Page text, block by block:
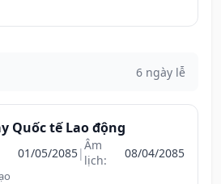
6 ngày lễ
Quốc tế Lao động
01/05/2085|Âm
lịch:
08/04/2085